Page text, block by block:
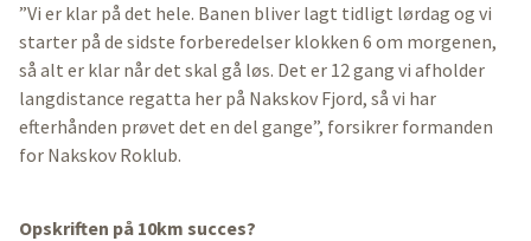
”Vi er klar på det hele. Banen bliver lagt tidligt lørdag og vi
starter på de sidste forberedelser klokken 6 om morgenen,
så alt er klar når det skal gå løs. Det er 12 gang vi afholder
langdistance regatta her på Nakskov Fjord, så vi har
efterhånden prøvet det en del gange”, forsikrer formanden
for Nakskov Roklub.
Opskriften på 10km succes?